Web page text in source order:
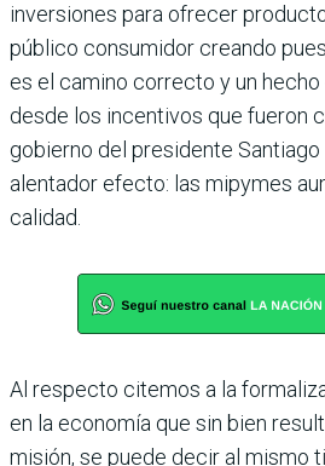
inversiones para ofrecer
público consumidor creando
es el camino correcto y un
desde los incentivos que fueron
gobierno del presi­dente Santiago
alentador efecto: las mipymes
calidad.
Al respecto citemos a la
en la economía que sin bien
misión, se puede decir al mismo